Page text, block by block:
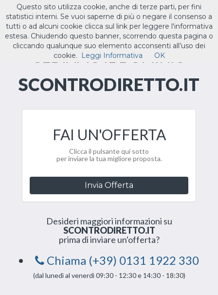
Toggle
ILTUO.IT
CEDIAMO IL DOMINIO
SCONTRODIRETTO.IT
FAI UN'OFFERTA
Clicca il pulsante qui sotto
per inviare la tua migliore proposta.
Invia Offerta
Desideri maggiori informazioni su
SCONTRODIRETTO.IT
prima di inviare un'offerta?
Chiama (+39) 0131 1922 330
(dal lunedì al venerdì 09:30 - 12:30 e 14:30 - 18:30)
Questo sito utilizza cookie, anche di terze parti, per fini
statistici interni. Se vuoi saperne di più o negare il consenso a
tutti o ad alcuni cookie clicca sul link per leggere l'informativa
estesa. Chiudendo questo banner, scorrendo questa pagina o
cliccando qualunque suo elemento acconsenti all’uso dei
cookie.
Leggi Informativa OK